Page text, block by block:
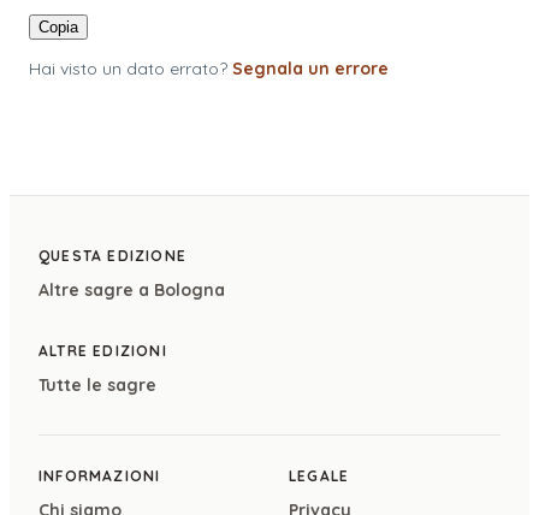
Copia
Hai visto un dato errato? Segnala un errore
QUESTA EDIZIONE
Altre sagre a Bologna
ALTRE EDIZIONI
Tutte le sagre
INFORMAZIONI LEGALE